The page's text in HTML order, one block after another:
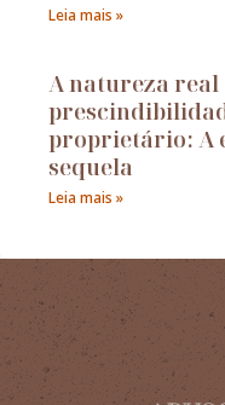
Leia mais »
A natureza real
proprietário: A
sequela
Leia mais »